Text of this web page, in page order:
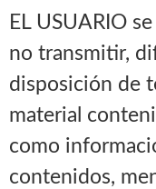
EL USUARIO
no transmitir,
disposición de
material
como
contenidos,